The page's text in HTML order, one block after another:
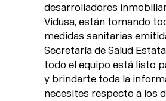
desarrolladores
Vidusa, están tomando
medidas sanitarias
Secretaría de Salud
todo el equipo está listo
y brindarte toda la
necesites respecto a los